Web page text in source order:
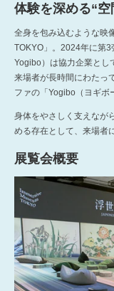
体験を深める“
全身を包み込むような映
TOKYO」。2024年に第
Yogibo）は協力企業とし
来場者が長時間にわたっ
ファの「Yogibo（ヨギボ
身体をやさしく支えなが
める存在として、来場者
展覧会概要